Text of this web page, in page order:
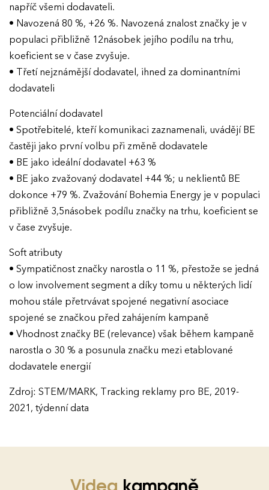
napříč všemi dodavateli.
• Navozená 80 %, +26 %. Navozená znalost značky je v
populaci přibližně 12násobek jejího podílu na trhu,
koeficient se v čase zvyšuje.
• Třetí nejznámější dodavatel, ihned za dominantními
dodavateli
Potenciální dodavatel
• Spotřebitelé, kteří komunikaci zaznamenali, uvádějí BE
častěji jako první volbu při změně dodavatele
• BE jako ideální dodavatel +63 %
• BE jako zvažovaný dodavatel +44 %; u neklientů BE
dokonce +79 %. Zvažování Bohemia Energy je v populaci
přibližně 3,5násobek podílu značky na trhu, koeficient se
v čase zvyšuje.
Soft atributy
• Sympatičnost značky narostla o 11 %, přestože se jedná
o low involvement segment a díky tomu u některých lidí
mohou stále přetrvávat spojené negativní asociace
spojené se značkou před zahájením kampaně
• Vhodnost značky BE (relevance) však během kampaně
narostla o 30 % a posunula značku mezi etablované
dodavatele energií
Zdroj: STEM/MARK, Tracking reklamy pro BE, 2019-
2021, týdenní data